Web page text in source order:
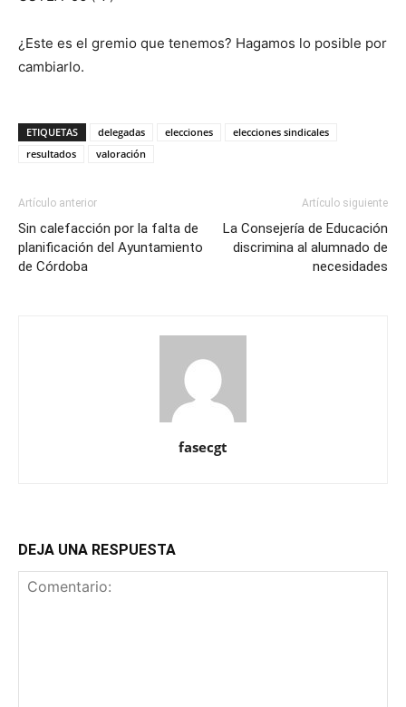
¿Este es el gremio que tenemos? Hagamos lo posible por
cambiarlo.
ETIQUETAS delegadas elecciones
elecciones sindicales
resultados
valoración
Artículo anterior
Sin calefacción por la falta de
planificación del Ayuntamiento
de Córdoba
Artículo siguiente
La Consejería de Educación
discrimina al alumnado de
necesidades
fasecgt
DEJA UNA RESPUESTA